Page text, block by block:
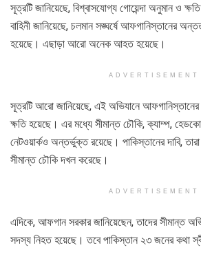
সূত্রটি জানিয়েছে, বিশ্বাসযোগ্য গোয়েন্দা অনুমান ও
বাহিনী জানিয়েছে, চলমান সঙ্ঘর্ষে আফগানিস্তানের
হয়েছে। এছাড়া আরো অনেক আহত হয়েছে।
ADVERTISEMENT
সূত্রটি আরো জানিয়েছে, এই অভিযানে
ক্ষতি হয়েছে। এর মধ্যে সীমান্ত চৌকি, ক্যাম্প,
নেটওয়ার্কও অন্তর্ভুক্ত রয়েছে। পাকিস্তানের দাবি,
সীমান্ত চৌকি দখল করেছে।
ADVERTISEMENT
এদিকে, আফগান সরকার জানিয়েছেন, তাদের সীমান্ত
সদস্য নিহত হয়েছে। তবে পাকিস্তান ২৩ জনের কথা